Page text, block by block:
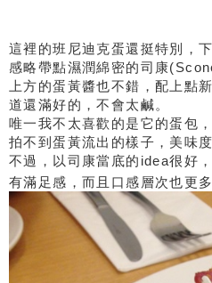
這裡的班尼迪克蛋還挺特別，
感略帶點濕潤綿密的司康
上方的蛋黃醬也不錯，配上點
道還滿好的，不會太鹹。
唯一我不太喜歡的是它的蛋包
拍不到蛋黃流出的樣子，美味
不過，以司康當底的idea很好
有滿足感，而且口感層次也更多